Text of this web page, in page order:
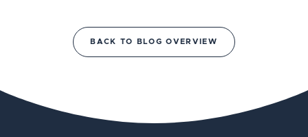
BACK TO BLOG OVERVIEW